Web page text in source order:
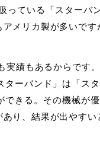
っている「スターバ
メリカ製が多いです
実績もあるからです
ーバンド」は「ス
きる。その機械が
り、結果が出やすい